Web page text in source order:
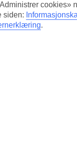
cookies»
siden:
.